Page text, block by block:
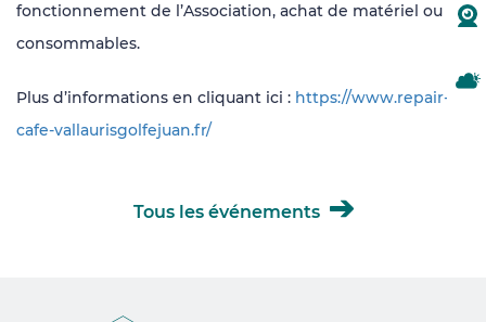
fonctionnement de l’Association, achat de matériel ou de
consommables.
Plus d’informations en cliquant ici : https://www.repair-
cafe-vallaurisgolfejuan.fr/
Tous les événements